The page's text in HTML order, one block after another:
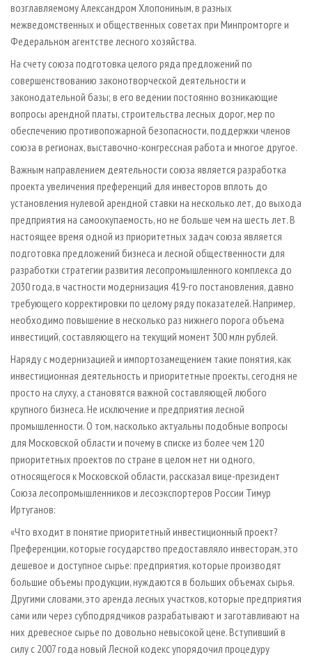
возглавляемому Александром Хлопониным, в разных
межведомственных и общественных советах при Минпромторге и
Федеральном агентстве лесного хозяйства.
На счету союза подготовка целого ряда предложений по
совершенствованию законотворческой деятельности и
законодательной базы; в его ведении постоянно возникающие
вопросы арендной платы, строительства лесных дорог, мер по
обеспечению противопожарной безопасности, поддержки членов
союза в регионах, выставочно-конгрессная работа и многое другое.
Важным направлением деятельности союза является разработка
проекта увеличения преференций для инвесторов вплоть до
установления нулевой арендной ставки на несколько лет, до выхода
предприятия на самоокупаемость, но не больше чем на шесть лет. В
настоящее время одной из приоритетных задач союза является
подготовка предложений бизнеса и лесной общественности для
разработки стратегии развития лесопромышленного комплекса до
2030 года, в частности модернизация 419-го постановления, давно
требующего корректировки по целому ряду показателей. Например,
необходимо повышение в несколько раз нижнего порога объема
инвестиций, составляющего на текущий момент 300 млн рублей.
Наряду с модернизацией и импортозамещением такие понятия, как
инвестиционная деятельность и приоритетные проекты, сегодня не
просто на слуху, а становятся важной составляющей любого
крупного бизнеса. Не исключение и предприятия лесной
промышленности. О том, насколько актуальны подобные вопросы
для Московской области и почему в списке из более чем 120
приоритетных проектов по стране в целом нет ни одного,
относящегося к Московской области, рассказал вице-президент
Союза лесопромышленников и лесоэкспортеров России Тимур
Иртуганов:
«Что входит в понятие приоритетный инвестиционный проект?
Преференции, которые государство предоставляло инвесторам, это
дешевое и доступное сырье: предприятия, которые производят
большие объемы продукции, нуждаются в больших объемах сырья.
Другими словами, это аренда лесных участков, которые предприятия
сами или через субподрядчиков разрабатывают и заготавливают на
них древесное сырье по довольно невысокой цене. Вступивший в
силу с 2007 года новый Лесной кодекс упорядочил процедуру